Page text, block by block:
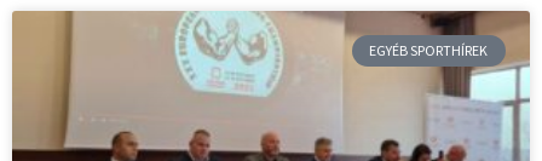
EGYÉB SPORTHÍREK